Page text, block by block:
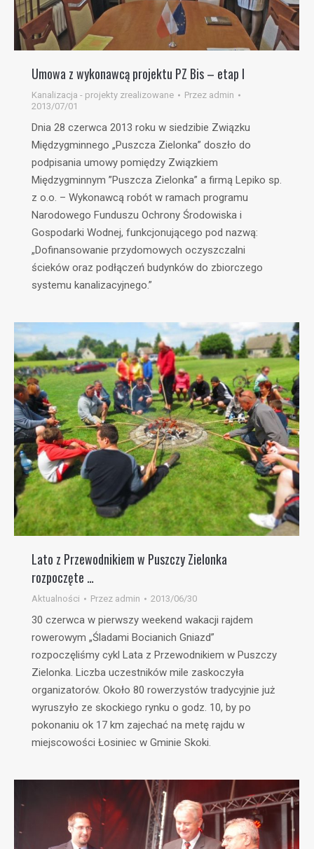
Umowa z wykonawcą projektu PZ Bis – etap I
Kanalizacja - projekty zrealizowane Przez admin
2013/07/01
Dnia 28 czerwca 2013 roku w siedzibie Związku
Międzygminnego „Puszcza Zielonka” doszło do
podpisania umowy pomiędzy Związkiem
Międzygminnym ”Puszcza Zielonka” a firmą Lepiko sp.
z o.o. – Wykonawcą robót w ramach programu
Narodowego Funduszu Ochrony Środowiska i
Gospodarki Wodnej, funkcjonującego pod nazwą:
„Dofinansowanie przydomowych oczyszczalni
ścieków oraz podłączeń budynków do zbiorczego
systemu kanalizacyjnego.”
Lato z Przewodnikiem w Puszczy Zielonka
rozpoczęte …
Aktualności Przez admin 2013/06/30
30 czerwca w pierwszy weekend wakacji rajdem
rowerowym „Śladami Bocianich Gniazd”
rozpoczęliśmy cykl Lata z Przewodnikiem w Puszczy
Zielonka. Liczba uczestników mile zaskoczyła
organizatorów. Około 80 rowerzystów tradycyjnie już
wyruszyło ze skockiego rynku o godz. 10, by po
pokonaniu ok 17 km zajechać na metę rajdu w
miejscowości Łosiniec w Gminie Skoki.